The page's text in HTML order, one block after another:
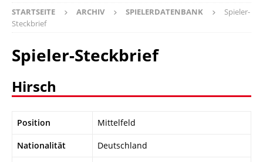
STARTSEITE ARCHIV SPIELERDATENBANK
Spieler-
Steckbrief
Spieler-Steckbrief
Hirsch
Position Mittelfeld
Nationalität Deutschland